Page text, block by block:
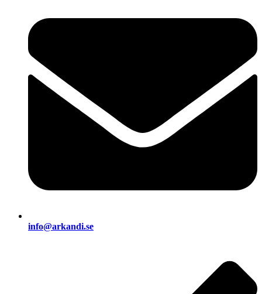
info@arkandi.se